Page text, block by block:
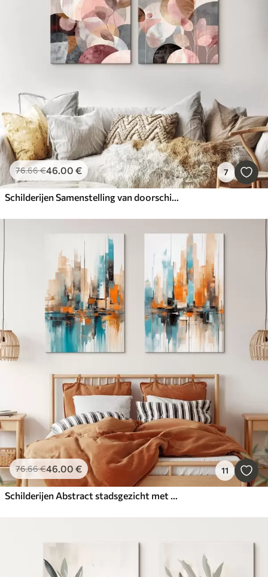
76.66€46.00 € 7
Schilderijen Samenstelling van doorschijnende cirkels en elegante stelen
76.66€46.00 € 11
Schilderijen Abstract stadsgezicht met verticale penseelstreken in tinten oranje, blauw en wit, schilderstijl